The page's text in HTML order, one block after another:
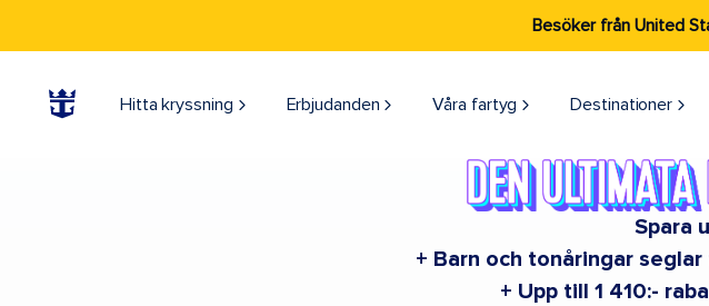
Besöker från United
Hitta kryssning Erbjudanden Våra fartyg Destinationer
Spara
+ Barn och tonåringar
+ Upp till 1 410:-